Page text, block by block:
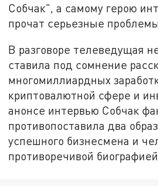
Собчак", а самому герою
прочат серьезные
В разговоре телеведущая
ставила под сомнение
многомиллиардных
криптовалютной сфере и
анонсе интервью Собчак
противопоставила два
успешного бизнесмена и
противоречивой